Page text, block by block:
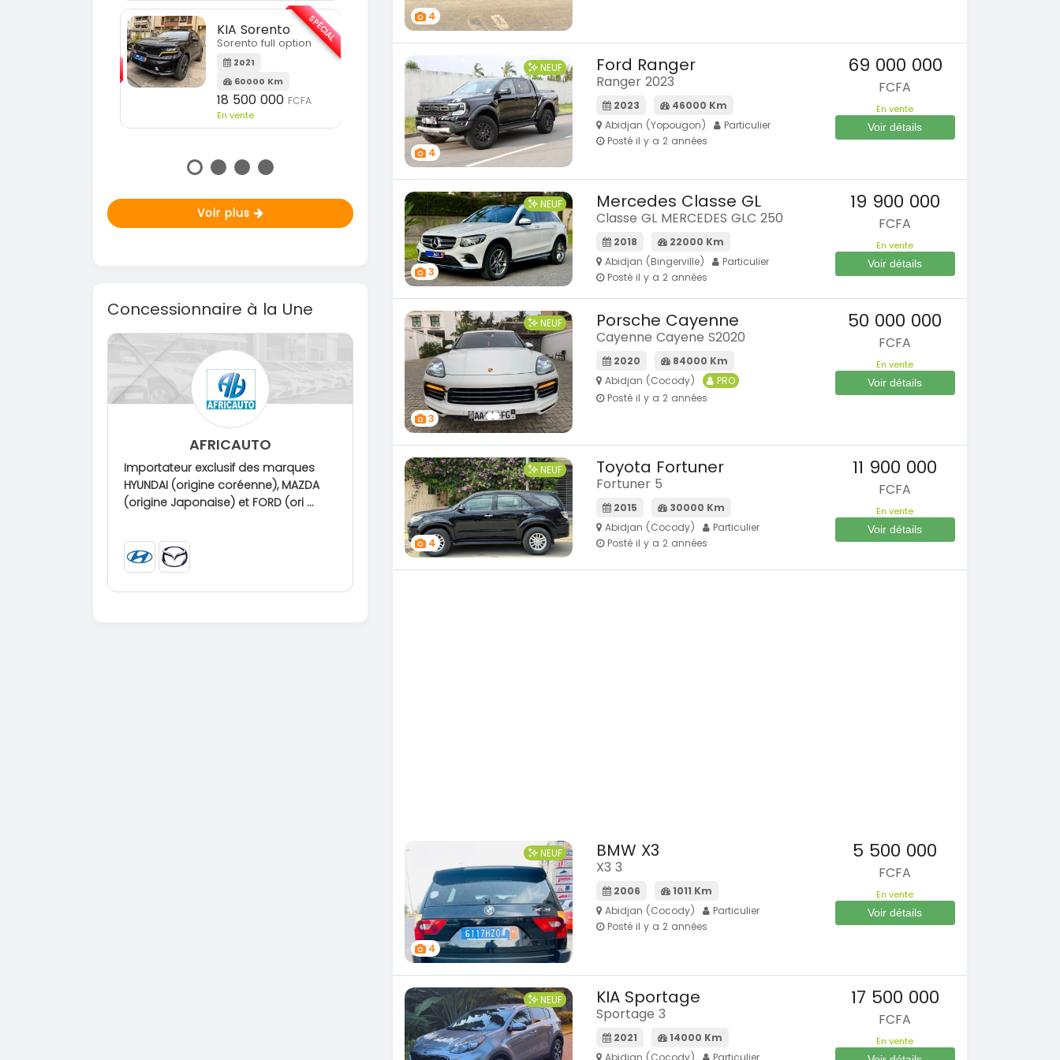
KIA Sorento
Sorento full option
2021
60000 Km
18 500 000 FCFA
En vente
SPÉCIAL
En vente
KIA Sportage
Sportage 2021
2021
78000 Km
14 500 000FCFA
En vente
SPÉCIAL Dokker 1.6
2014
3 800 000
Mazda CX-5
CX-5 2.0 sport
2015
8 900 000FCFA
En vente
Voir plus
Concessionnaire à la Une
AFRICAUTO
Importateur exclusif des marques
HYUNDAI (origine coréenne), MAZDA
(origine Japonaise) et FORD (ori ...
4
4
NEUF Ford Ranger
Ranger 2023
2023
46000 Km
Abidjan (Yopougon)
Particulier
Posté il y a 2 années
69 000 000
FCFA
En vente
Voir détails
3
NEUF Mercedes Classe GL
Classe GL MERCEDES GLC 250
2018
22000 Km
Abidjan (Bingerville)
Particulier
Posté il y a 2 années
19 900 000
FCFA
En vente
Voir détails
3
NEUF Porsche Cayenne
Cayenne Cayene S2020
2020
84000 Km
Abidjan (Cocody)
PRO
Posté il y a 2 années
50 000 000
FCFA
En vente
Voir détails
4
NEUF Toyota Fortuner
Fortuner 5
2015
30000 Km
Abidjan (Cocody)
Particulier
Posté il y a 2 années
11 900 000
FCFA
En vente
Voir détails
4
NEUF BMW X3
X3 3
2006
1011 Km
Abidjan (Cocody)
Particulier
Posté il y a 2 années
5 500 000
FCFA
En vente
Voir détails
NEUF KIA Sportage
Sportage 3
2021
14000 Km
Abidjan (Cocody)
Particulier
17 500 000
FCFA
En vente